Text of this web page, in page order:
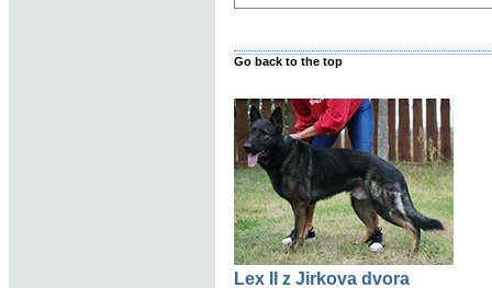
Go back to the top
Lex II z Jirkova dvora